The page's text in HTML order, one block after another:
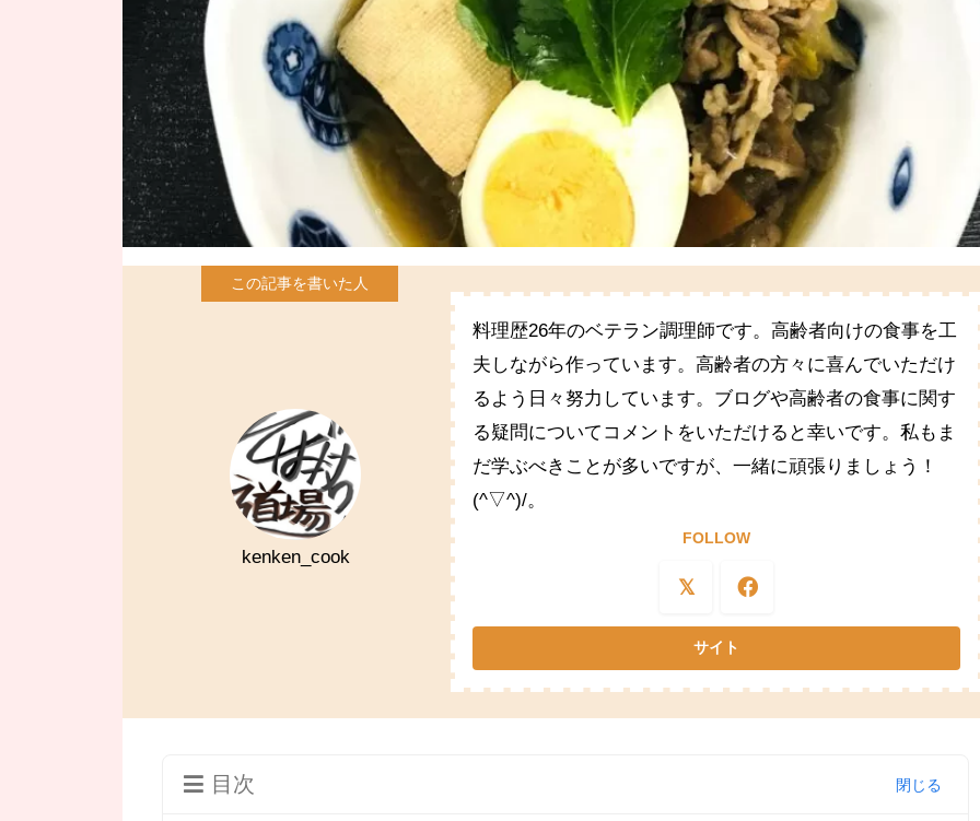
kenken_cook
料理歴26年のベテラン調理師です。高齢者向けの食事を工
夫しながら作っています。高齢者の方々に喜んでいただけ
るよう日々努力しています。ブログや高齢者の食事に関す
る疑問についてコメントをいただけると幸いです。私もま
だ学ぶべきことが多いですが、一緒に頑張りましょう！
(^▽^)/。
FOLLOW
目次